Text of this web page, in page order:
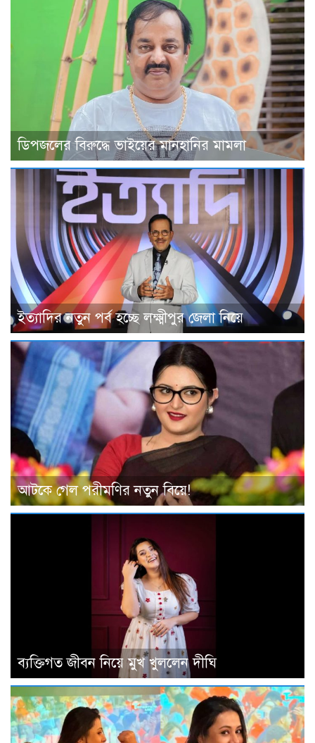
ডিপজলের বিরুদ্ধে ভাইয়ের মানহানির মামলা
ইত্যাদির নতুন পর্ব হচ্ছে লক্ষ্মীপুর জেলা নিয়ে
আটকে গেল পরীমণির নতুন বিয়ে!
ব্যক্তিগত জীবন নিয়ে মুখ খুললেন দীঘি